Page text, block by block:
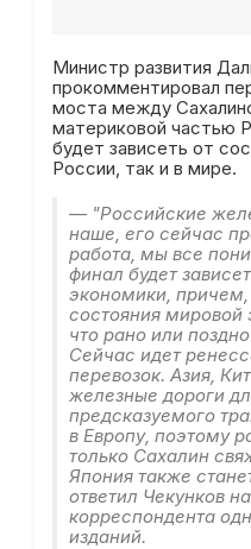
Министр развития
прокомментировал
моста между
материковой частью
будет зависеть от
России, так и в мире.
— "Российские
наше, его сейчас
работа, мы все
финал будет
экономики, причем,
состояния мировой
что рано или
Сейчас идет
перевозок. Азия,
железные дороги
предсказуемого
в Европу, поэтому
только Сахалин
Япония также
ответил Чекунков
корреспондента
изданий.